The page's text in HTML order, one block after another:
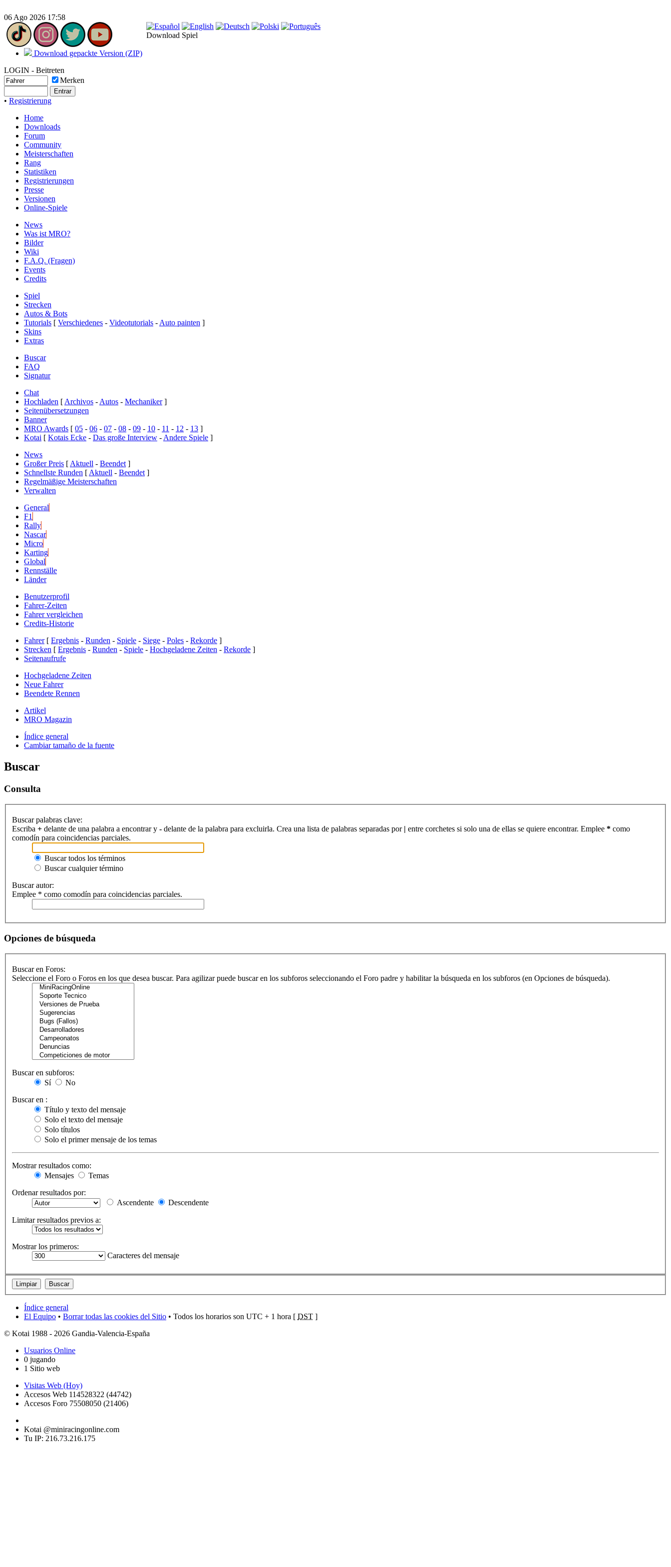
06 Ago 2026 17:58
Download Spiel
Download gepackte Version (ZIP)
LOGIN - Beitreten
Merken
• Registrierung
Home
Downloads
Forum
Community
Meisterschaften
Rang
Statistiken
Registrierungen
Presse
Versionen
Online-Spiele
News
Was ist MRO?
Bilder
Wiki
F.A.Q. (Fragen)
Events
Credits
Spiel
Strecken
Autos & Bots
Tutorials [ Verschiedenes - Videotutorials - Auto painten ]
Skins
Extras
Buscar
FAQ
Signatur
Chat
Hochladen [ Archivos - Autos - Mechaniker]
Seitenübersetzungen
Banner
MRO Awards [ 05 - 06 - 07 - 08 - 09 - 10 - 11 - 12 - 13 ]
Kotai [ Kotais Ecke - Das große Interview - Andere Spiele ]
News
Großer Preis [ Aktuell - Beendet ]
Schnellste Runden [ Aktuell - Beendet ]
Regelmäßige Meisterschaften
Verwalten
General
F1
Rally
Nascar
Micro
Karting
Global
Rennställe
Länder
Benutzerprofil
Fahrer-Zeiten
Fahrer vergleichen
Credits-Historie
Fahrer [ Ergebnis - Runden - Spiele - Siege - Poles - Rekorde ]
Strecken [ Ergebnis - Runden - Spiele - Hochgeladene Zeiten - Rekorde ]
Seitenaufrufe
Hochgeladene Zeiten
Neue Fahrer
Beendete Rennen
Artikel
MRO Magazin
Índice general
Cambiar tamaño de la fuente
Buscar
Consulta
Buscar palabras clave:
Escriba + delante de una palabra a encontrar y - delante de la palabra para excluirla. Crea una lista de palabras separadas por | entre corchetes si solo una de ellas se quiere encontrar. Emplee * como
comodín para coincidencias parciales.
Buscar todos los términos
Buscar cualquier término
Buscar autor:
Emplee * como comodín para coincidencias parciales.
Opciones de búsqueda
Buscar en Foros:
Seleccione el Foro o Foros en los que desea buscar. Para agilizar puede buscar en los subforos seleccionando el Foro padre y habilitar la búsqueda en los subforos (en Opciones de búsqueda).
Buscar en subforos:
Sí
No
Buscar en :
Título y texto del mensaje
Solo el texto del mensaje
Solo títulos
Solo el primer mensaje de los temas
Mostrar resultados como:
Mensajes
Temas
Ordenar resultados por:
Ascendente
Descendente
Limitar resultados previos a:
Mostrar los primeros:
Caracteres del mensaje
Índice general
El Equipo • Borrar todas las cookies del Sitio • Todos los horarios son UTC + 1 hora [ DST ]
© Kotai 1988 - 2026 Gandia-Valencia-España
Usuarios Online
0 jugando
1 Sitio web
Visitas Web (Hoy)
Accesos Web 114528322 (44742)
Accesos Foro 75508050 (21406)
Kotai @miniracingonline.com
Tu IP: 216.73.216.175